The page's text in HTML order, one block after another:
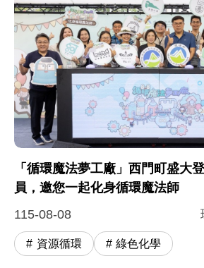
「循環魔法夢工廠」西門町盛大
員，邀您一起化身循環魔法師
115-08-08
資源循環 綠色化學